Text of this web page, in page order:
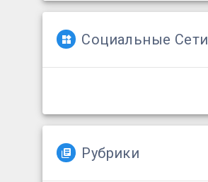
Социальные Сети
Рубрики